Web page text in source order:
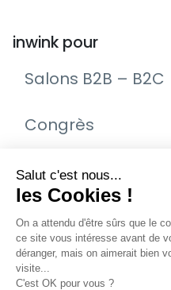
inwink pour
Salons B2B – B2C
Congrès
Remise de prix –
Journée Portes